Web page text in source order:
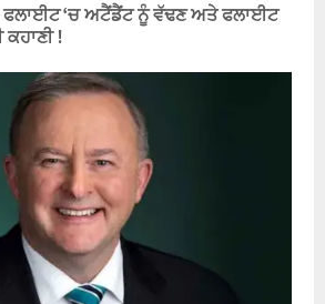
‘ਚ ਅਟੈਂਡੈਂਟ ਨੂੰ ਵੱਢਣ ਅਤੇ ਫਲਾਈਟ
!